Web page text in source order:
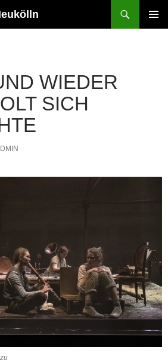
WIEDER
SICH